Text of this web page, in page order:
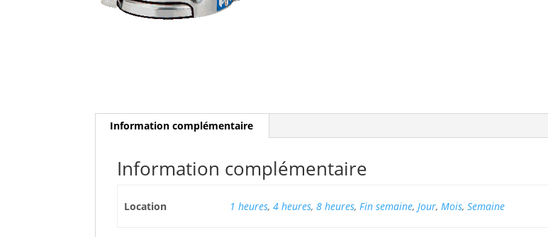
Information complémentaire
Information complémentaire
Location 1 heures, 4 heures, 8 heures, Fin semaine, Jour, Mois, Semaine